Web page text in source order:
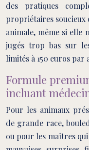
des pratiques
propriétaires soucieux
animale, même si elle
jugés trop bas sur
limités à 150 euros par
Formule
incluant
Pour les animaux
de grande race,
ou pour les maîtres